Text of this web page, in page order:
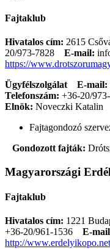
Fajtaklub
Hivatalos cím: 2615
20/973-7828
E-mail:
https://
Ügyfélszolgálat
E-mail:
Telefonszám: +36-20/
Elnök: Noveczki Katalin
Fajtagondozó
Gondozott fajták:
Magyarországi
Fajtaklub
Hivatalos cím: 1221
+36-20/961-1536
E-
http://